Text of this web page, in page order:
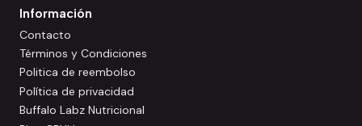
Información
Contacto
Términos y Condiciones
Politica de reembolso
Política de privacidad
Buffalo Labz Nutricional